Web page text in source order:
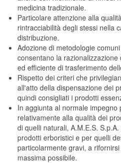
medicina tradizionale.
Particolare attenzione alla
rintracciabilità degli stessi nella
distribuzione.
Adozione di metodologie
consentano la
ed efficiente di trasferimento
Rispetto dei criteri che
all'atto della dispensazione dei
quindi consigliati i prodotti
In aggiunta al normale
relativamente alla qualità dei
di quelli naturali, A.M.E.S.
prodotti erboristici e per quelli
particolarmente gravi, a
massima possibile.